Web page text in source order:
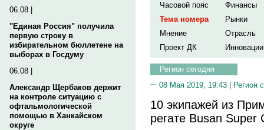
06.08 |
"Единая Россия" получила
первую строку в
избирательном бюллетене на
выборах в Госдуму
06.08 |
Александр Щербаков держит
на контроле ситуацию с
офтальмологической
помощью в Ханкайском
округе
Часовой пояс
Финансы
Тема номера
Рынки
Мнение
Отрасль
Проект ДК
Инновации
Регион сегодня
08 Мая 2019, 19:43 | Регион
10 экипажей из
регате Busan